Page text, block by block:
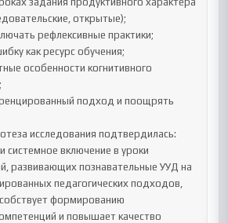
открытые);
рефлексивные практики;
как ресурс обучения;
особенности когнитивного
подход и поощрять
исследования подтвердилась:
системное включение в уроки
развивающих познавательные УУД на
педагогических подходов,
формированию
и повышает качество